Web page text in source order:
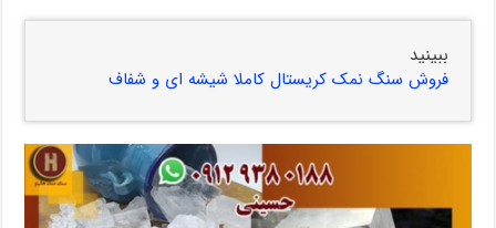
ببینید
فروش سنگ نمک کریستال کاملا شیشه ای و شفاف